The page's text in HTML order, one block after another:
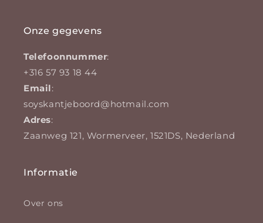
Onze gegevens
Telefoonnummer:
+316 57 93 18 44
Email:
soyskantjeboord@hotmail.com
Adres:
Zaanweg 121, Wormerveer, 1521DS, Nederland
Informatie
Over ons